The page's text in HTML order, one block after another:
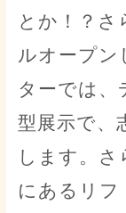
とか！？さ
ルオープン
ターでは、
型展示で、
します。さ
にあるリフ